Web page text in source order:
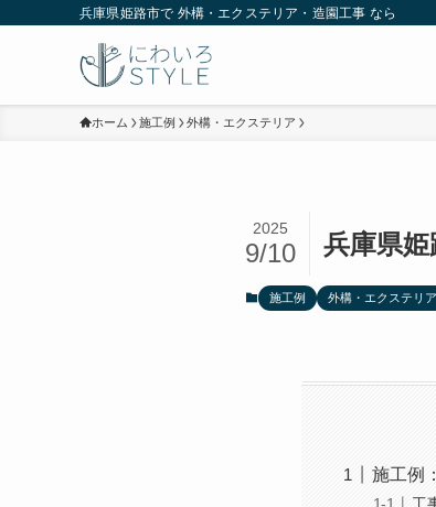
兵庫県姫路市で 外構・エクステリア・造園工事 なら
ホーム 施工例 外構・エクステリア
兵庫県
2025
9/10
施工例 外構・エクステリア
施工例